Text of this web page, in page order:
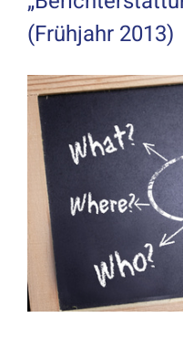
(Frühjahr 2013)